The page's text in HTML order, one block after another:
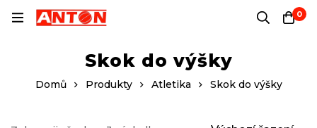
0
Skok do výšky
Domů Produkty Atletika Skok do výšky